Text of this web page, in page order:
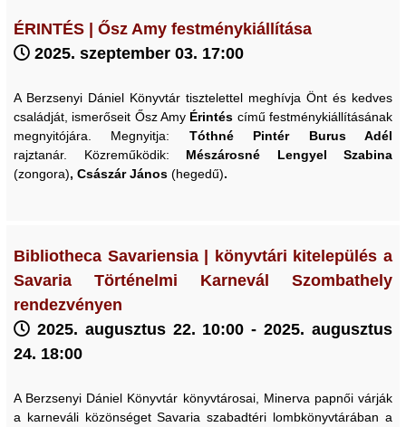
ÉRINTÉS | Ősz Amy festménykiállítása
2025. szeptember 03. 17:00
A Berzsenyi Dániel Könyvtár tisztelettel meghívja Önt és kedves
családját, ismerőseit Ősz Amy Érintés című festménykiállításának
megnyitójára. Megnyitja: Tóthné Pintér Burus Adél
rajztanár. Közreműködik: Mészárosné Lengyel Szabina
(zongora), Császár János (hegedű).
Bibliotheca Savariensia | könyvtári kitelepülés a
Savaria Történelmi Karnevál Szombathely
rendezvényen
2025. augusztus 22. 10:00 - 2025. augusztus
24. 18:00
A Berzsenyi Dániel Könyvtár könyvtárosai, Minerva papnői várják
a karneváli közönséget Savaria szabadtéri lombkönyvtárában a